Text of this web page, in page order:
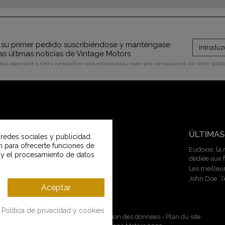
primer pedido suscribiéndose y manténgase
últimas noticias de Vintage Motors
abonnant à notre newsletter, vous reconnaissez avoir pris connaissance de notre
SERVICIO AL CLIENTE
Contacte con nosotros
Servicio al cliente Vintage Motors
Entregas y devoluciones
Metodos de pago
Eudoxie, la
dédiée aux
Les
John Doe :
Mentions légales Gestion des données - Plan du site
sociales y publicidad.
para ofrecerte funciones de
el procesamiento de datos
Aceptar
Política de privacidad y cookies